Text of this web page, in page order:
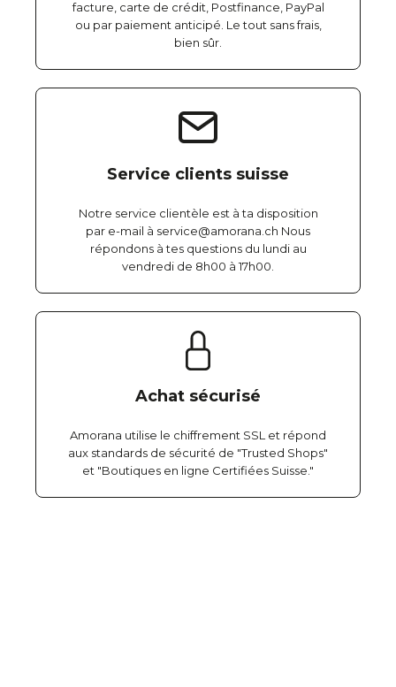
facture, carte de crédit, Postfinance, PayPal
ou par paiement anticipé. Le tout sans frais,
bien sûr.
Service clients suisse
Notre service clientèle est à ta disposition
par e-mail à service@amorana.ch Nous
répondons à tes questions du lundi au
vendredi de 8h00 à 17h00.
Achat sécurisé
Amorana utilise le chiffrement SSL et répond
aux standards de sécurité de "Trusted Shops"
et "Boutiques en ligne Certifiées Suisse."